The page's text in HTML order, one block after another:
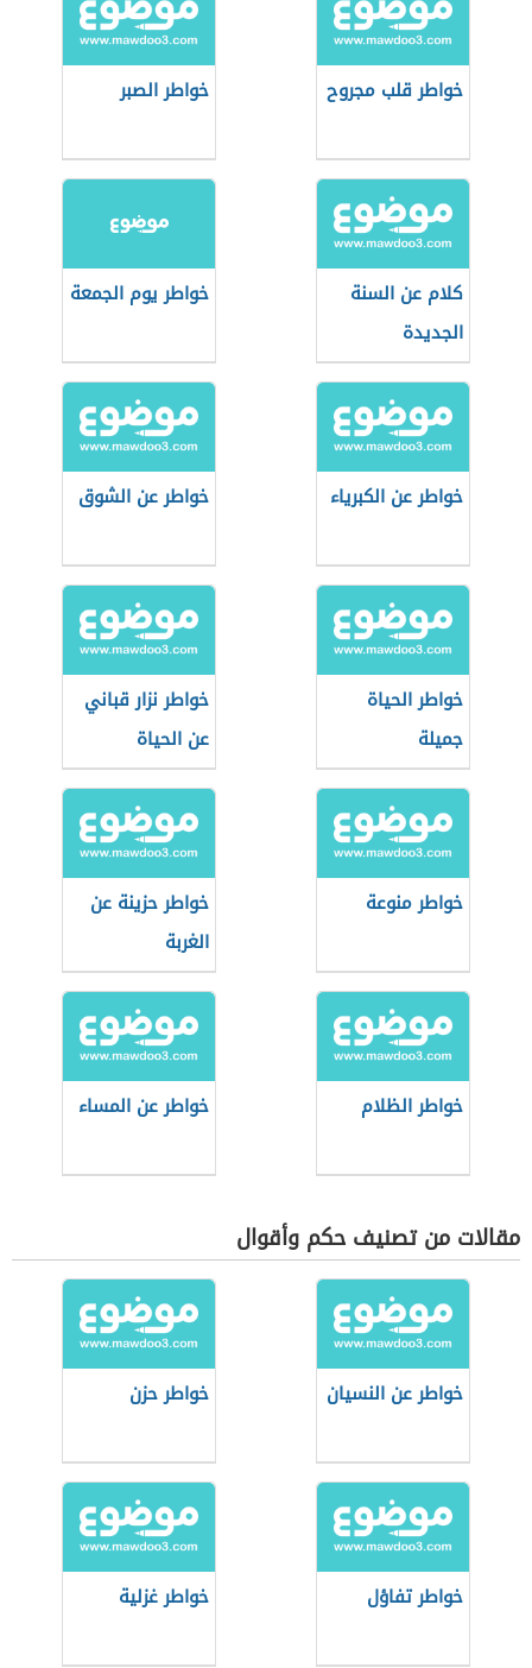
خواطر قلب مجروح خواطر الصبر
كلام عن السنة
الجديدة
خواطر يوم الجمعة
خواطر عن الكبرياء خواطر عن الشوق
خواطر الحياة
جميلة
خواطر نزار قباني
عن الحياة
خواطر منوعة
خواطر حزينة عن
الغربة
خواطر الظلام خواطر عن المساء
مقالات من تصنيف حكم وأقوال
خواطر عن النسيان خواطر حزن
خواطر تفاؤل خواطر غزلية